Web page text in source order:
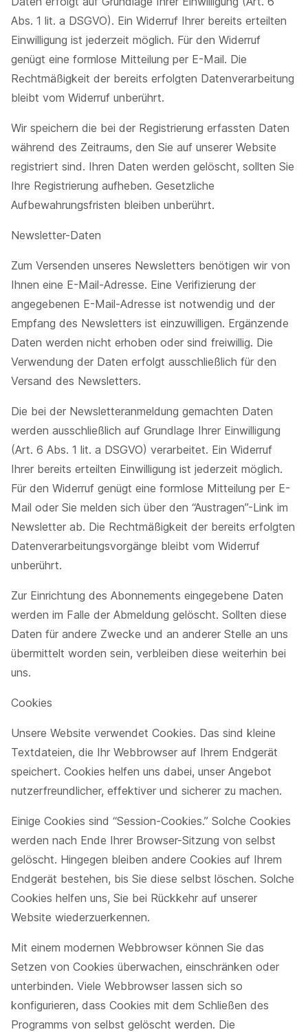
Abs. 1 lit. a DSGVO). Ein Widerruf Ihrer bereits erteilten
Einwilligung ist jederzeit möglich. Für den Widerruf
genügt eine formlose Mitteilung per E-Mail. Die
Rechtmäßigkeit der bereits erfolgten Datenverarbeitung
bleibt vom Widerruf unberührt.
Wir speichern die bei der Registrierung erfassten Daten
während des Zeitraums, den Sie auf unserer Website
registriert sind. Ihren Daten werden gelöscht, sollten Sie
Ihre Registrierung aufheben. Gesetzliche
Aufbewahrungsfristen bleiben unberührt.
Newsletter-Daten
Zum Versenden unseres Newsletters benötigen wir von
Ihnen eine E-Mail-Adresse. Eine Verifizierung der
angegebenen E-Mail-Adresse ist notwendig und der
Empfang des Newsletters ist einzuwilligen. Ergänzende
Daten werden nicht erhoben oder sind freiwillig. Die
Verwendung der Daten erfolgt ausschließlich für den
Versand des Newsletters.
Die bei der Newsletteranmeldung gemachten Daten
werden ausschließlich auf Grundlage Ihrer Einwilligung
(Art. 6 Abs. 1 lit. a DSGVO) verarbeitet. Ein Widerruf
Ihrer bereits erteilten Einwilligung ist jederzeit möglich.
Für den Widerruf genügt eine formlose Mitteilung per E-
Mail oder Sie melden sich über den “Austragen”-Link im
Newsletter ab. Die Rechtmäßigkeit der bereits erfolgten
Datenverarbeitungsvorgänge bleibt vom Widerruf
unberührt.
Zur Einrichtung des Abonnements eingegebene Daten
werden im Falle der Abmeldung gelöscht. Sollten diese
Daten für andere Zwecke und an anderer Stelle an uns
übermittelt worden sein, verbleiben diese weiterhin bei
uns.
Cookies
Unsere Website verwendet Cookies. Das sind kleine
Textdateien, die Ihr Webbrowser auf Ihrem Endgerät
speichert. Cookies helfen uns dabei, unser Angebot
nutzerfreundlicher, effektiver und sicherer zu machen.
Einige Cookies sind “Session-Cookies.” Solche Cookies
werden nach Ende Ihrer Browser-Sitzung von selbst
gelöscht. Hingegen bleiben andere Cookies auf Ihrem
Endgerät bestehen, bis Sie diese selbst löschen. Solche
Cookies helfen uns, Sie bei Rückkehr auf unserer
Website wiederzuerkennen.
Mit einem modernen Webbrowser können Sie das
Setzen von Cookies überwachen, einschränken oder
unterbinden. Viele Webbrowser lassen sich so
konfigurieren, dass Cookies mit dem Schließen des
Programms von selbst gelöscht werden. Die